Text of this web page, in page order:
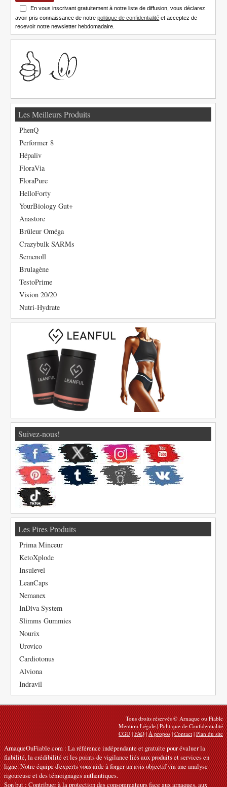
En vous inscrivant gratuitement à notre liste de diffusion, vous déclarez
avoir pris connaissance de notrepolitique de confidentialité et acceptez de
recevoir notre newsletter hebdomadaire.
Les Meilleurs Produits
PhenQ
Performer 8
Hépaliv
FloraVia
FloraPure
HelloForty
YourBiology Gut+
Anastore
Brûleur Oméga
Crazybulk SARMs
Semenoll
Brulagène
TestoPrime
Vision 20/20
Nutri-Hydrate
Suivez-nous!
Les Pires Produits
Prima Minceur
KetoXplode
Insulevel
LeanCaps
Nemanex
InDiva System
Slimms Gummies
Nourix
Urovico
Cardiotonus
Alviona
Indravil
Tous droits réservés © Arnaque ou Fiable
Mention Légale|Politique de Confidentialité
CGU|FAQ|À propos|Contact|Plan du site
ArnaqueOuFiable.com : La référence indépendante et gratuite pour évaluer la
fiabilité, la crédibilité et les points de vigilance liés aux produits et services en
ligne. Notre équipe d'experts vous aide à forger un avis objectif via une analyse
rigoureuse et des témoignages authentiques.
Son but : Contribuer à la protection des consommateurs face aux arnaques, aux